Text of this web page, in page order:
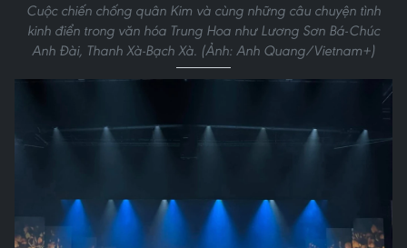
Cuộc chiến chống quân Kim và cùng những câu chuyện tình
kinh điển trong văn hóa Trung Hoa như Lương Sơn Bá-Chúc
Anh Đài, Thanh Xà-Bạch Xà. (Ảnh: Anh Quang/Vietnam+)